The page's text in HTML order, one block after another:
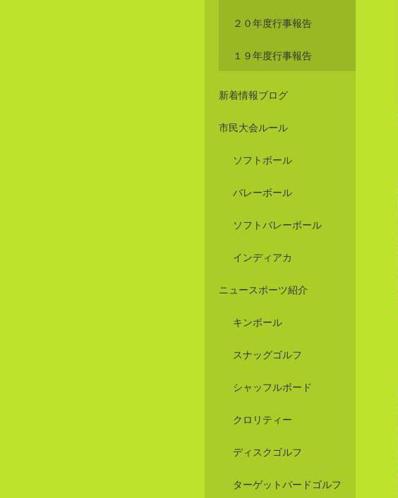
２０年度行事報告
１９年度行事報告
新着情報ブログ
市民大会ルール
ソフトボール
バレーボール
ソフトバレーボール
インディアカ
ニュースポーツ紹介
キンボール
スナッグゴルフ
シャッフルボード
クロリティー
ディスクゴルフ
ターゲットバードゴルフ